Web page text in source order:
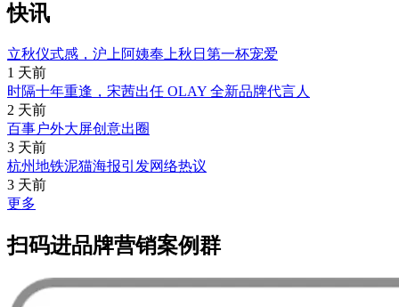
快讯
立秋仪式感，沪上阿姨奉上秋日第一杯宠爱
1 天前
时隔十年重逢，宋茜出任 OLAY 全新品牌代言人
2 天前
百事户外大屏创意出圈
3 天前
杭州地铁泥猫海报引发网络热议
3 天前
更多
扫码进品牌营销案例群